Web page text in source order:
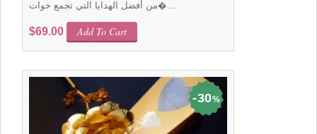
من أفضل الهدايا التي تجمع خوات�...
$69.00 Add To Cart
30%